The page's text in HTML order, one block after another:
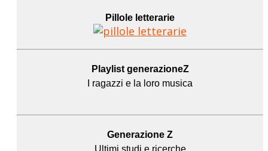
Pillole letterarie
Playlist generazioneZ
I ragazzi e la loro musica
Generazione Z